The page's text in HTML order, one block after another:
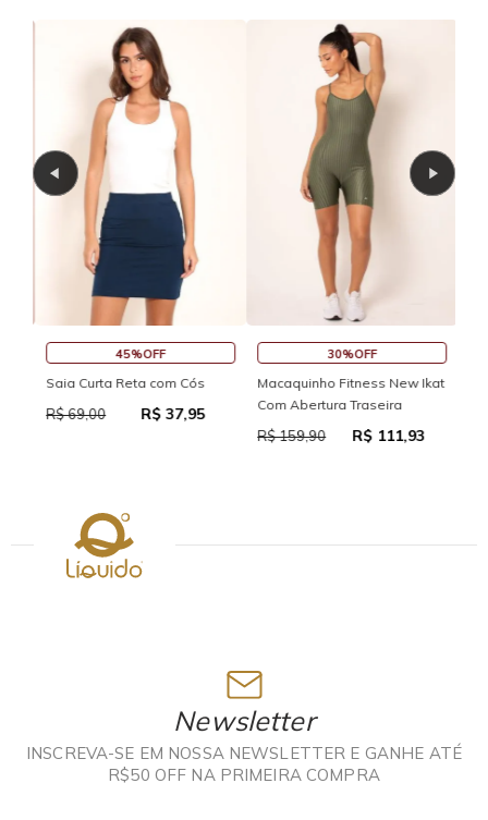
45%OFF
Saia Curta Reta com Cós
R$ 69,00 R$ 37,95
30%OFF
Macaquinho Fitness New Ikat
Com Abertura Traseira
R$ 159,90 R$ 111,93
Newsletter
INSCREVA-SE EM NOSSA NEWSLETTER E GANHE ATÉ
R$50 OFF NA PRIMEIRA COMPRA